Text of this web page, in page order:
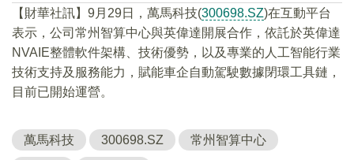
【財華社訊】9月29日，萬馬科技(300698.SZ)在互動平台
表示，公司常州智算中心與英偉達開展合作，依託於英偉達
NVAIE整體軟件架構、技術優勢，以及專業的人工智能行業
技術支持及服務能力，賦能車企自動駕駛數據閉環工具鏈，
目前已開始運營。
萬馬科技 300698.SZ 常州智算中心